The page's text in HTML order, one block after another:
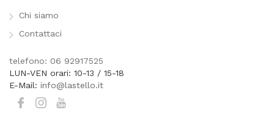
Chi siamo
Contattaci
telefono: 06 92917525
LUN-VEN orari: 10-13 / 15-18
E-Mail: info@lastello.it